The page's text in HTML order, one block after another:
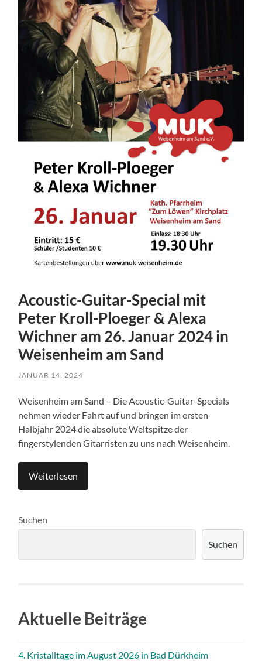
Acoustic-Guitar-Special mit
Peter Kroll-Ploeger & Alexa
Wichner am 26. Januar 2024 in
Weisenheim am Sand
JANUAR 14, 2024
Weisenheim am Sand – Die Acoustic-Guitar-Specials
nehmen wieder Fahrt auf und bringen im ersten
Halbjahr 2024 die absolute Weltspitze der
fingerstylenden Gitarristen zu uns nach Weisenheim.
Weiterlesen
Suchen
Suchen
Aktuelle Beiträge
4. Kristalltage im August 2026 in Bad Dürkheim